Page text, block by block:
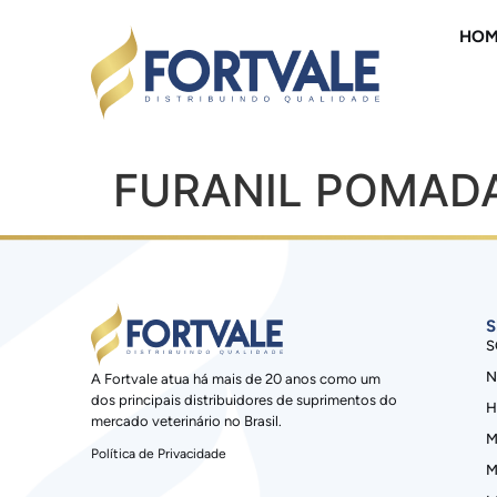
FURANIL
A Fortvale atua há mais de 20 anos como um
dos principais distribuidores de suprimentos do
mercado veterinário no Brasil.
Política de Privacidade